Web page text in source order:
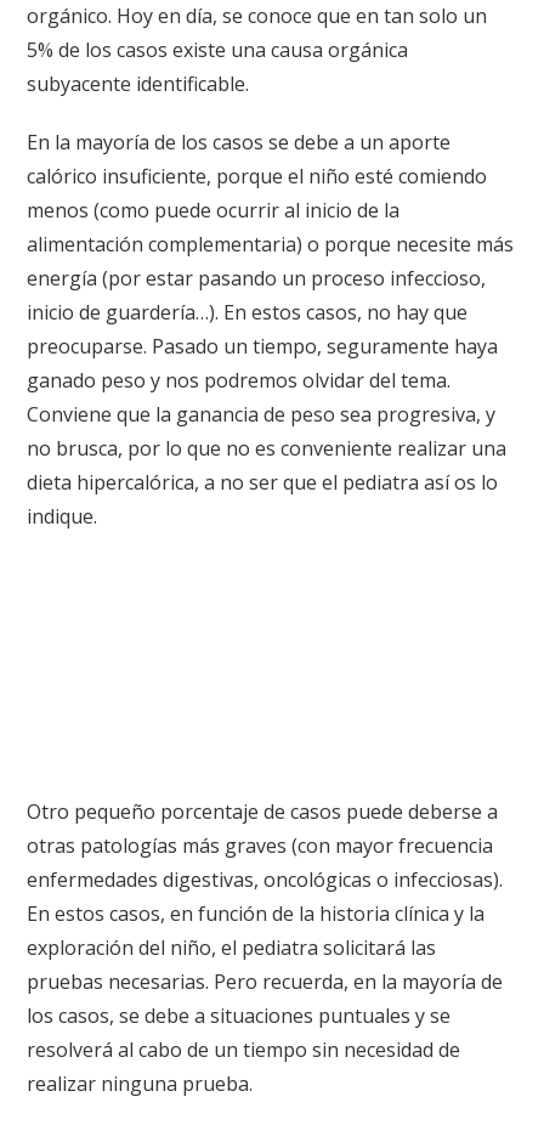
orgánico. Hoy en día, se conoce que en tan solo un
5% de los casos existe una causa orgánica
subyacente identificable.
En la mayoría de los casos se debe a un aporte
calórico insuficiente, porque el niño esté comiendo
menos (como puede ocurrir al inicio de la
alimentación complementaria) o porque necesite más
energía (por estar pasando un proceso infeccioso,
inicio de guardería…). En estos casos, no hay que
preocuparse. Pasado un tiempo, seguramente haya
ganado peso y nos podremos olvidar del tema.
Conviene que la ganancia de peso sea progresiva, y
no brusca, por lo que no es conveniente realizar una
dieta hipercalórica, a no ser que el pediatra así os lo
indique.
Otro pequeño porcentaje de casos puede deberse a
otras patologías más graves (con mayor frecuencia
enfermedades digestivas, oncológicas o infecciosas).
En estos casos, en función de la historia clínica y la
exploración del niño, el pediatra solicitará las
pruebas necesarias. Pero recuerda, en la mayoría de
los casos, se debe a situaciones puntuales y se
resolverá al cabo de un tiempo sin necesidad de
realizar ninguna prueba.